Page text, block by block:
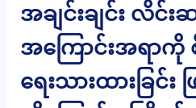
အချင်းချင်း လိင်
အကြောင်းအရာကို
ရေးသားထားခြင်း